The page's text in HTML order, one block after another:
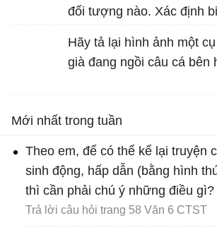
đối tượng nào. Xác định
trong hình ảnh "bình minh
vàng", "vầng trăng bạc" và
Hãy tả lại hình ảnh một cụ
già đang ngồi câu cá bên
Mới nhất trong tuần
Theo em, để có thể kể lại truyện
sinh động, hấp dẫn (bằng hình
thì cần phải chú ý những điều gì?
Trả lời câu hỏi trang 58 Văn 6 CTST